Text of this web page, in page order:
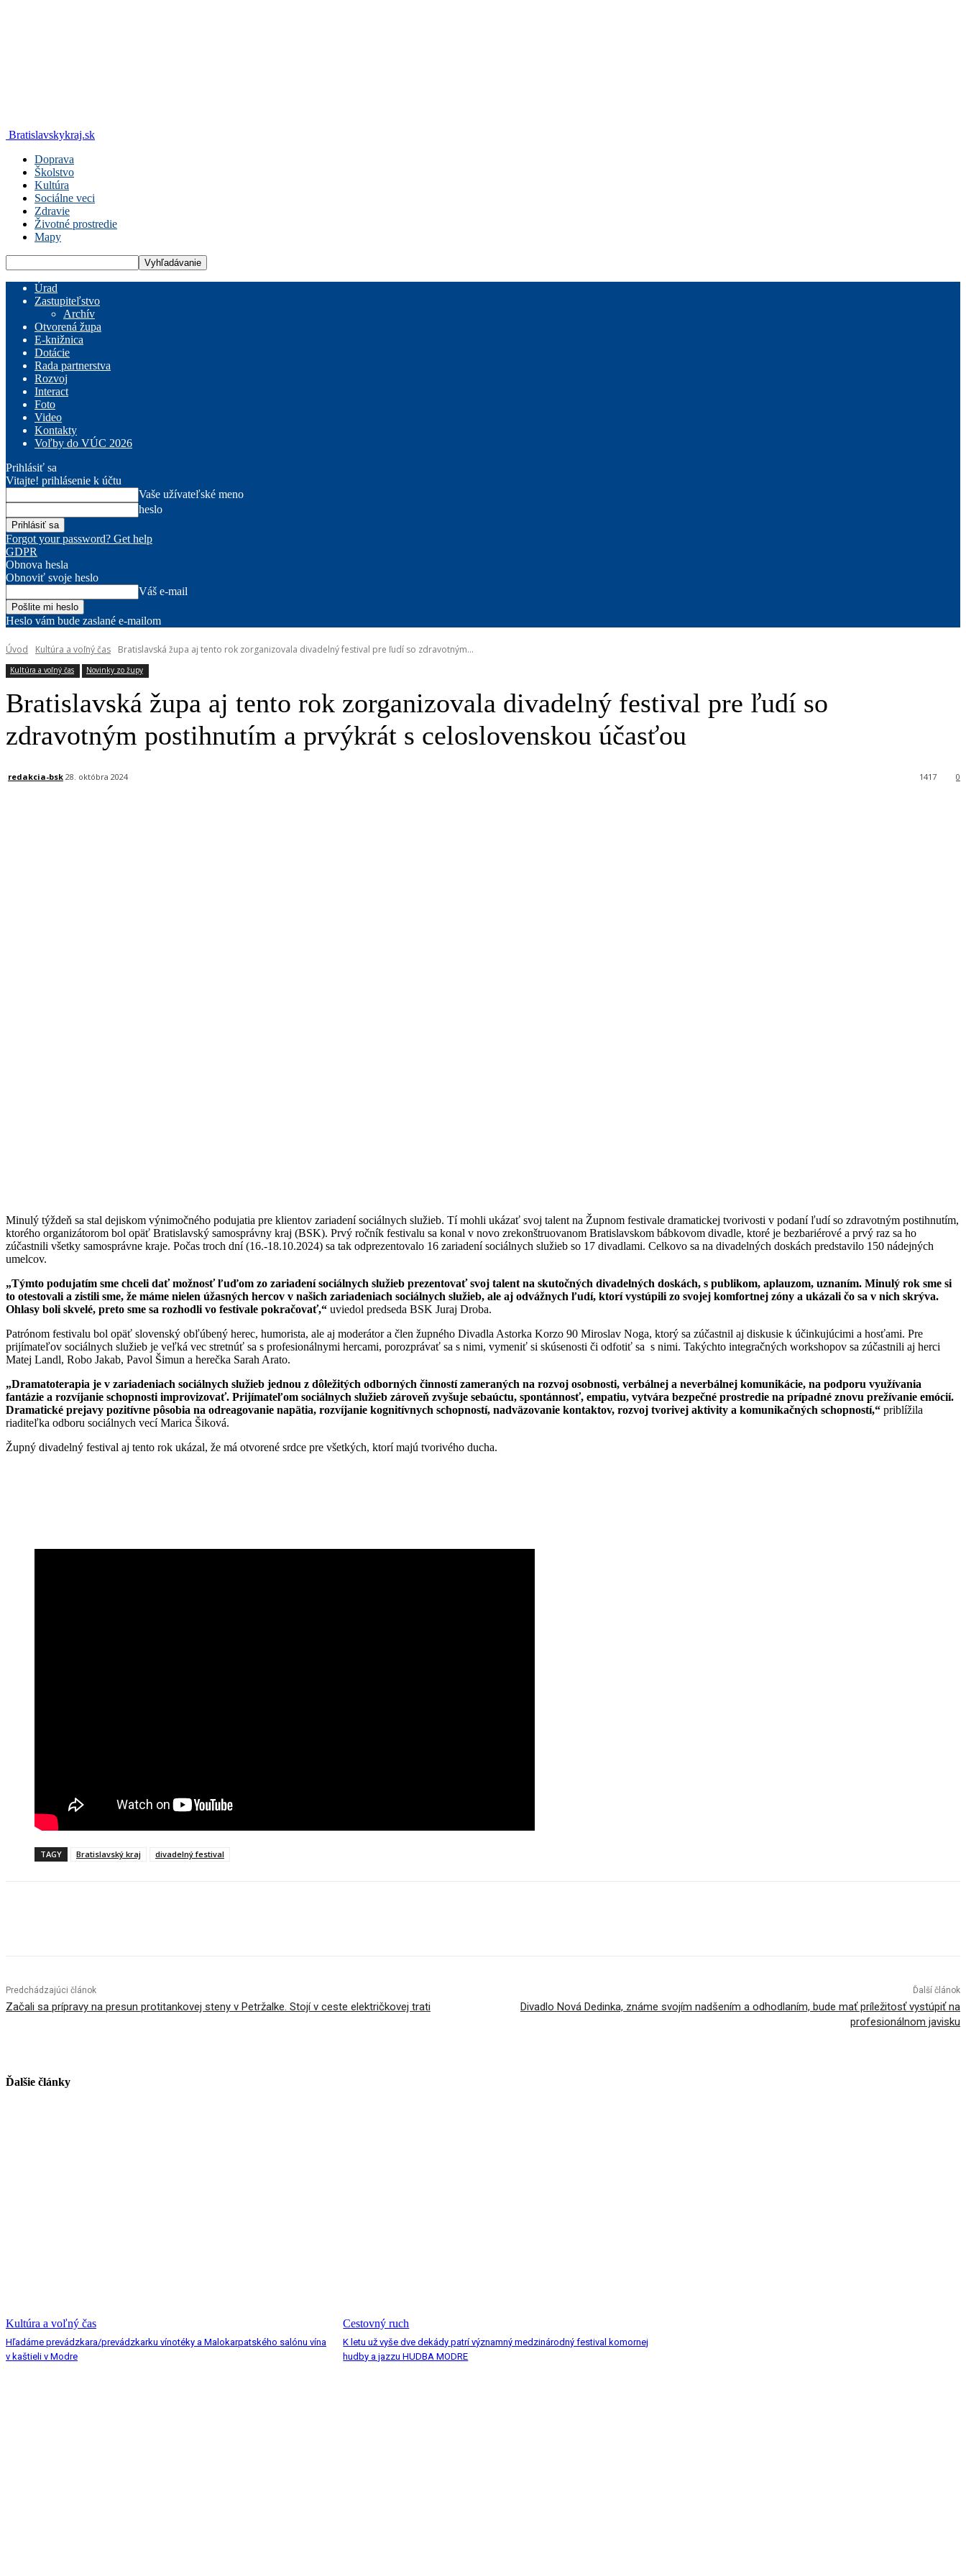
Bratislavskykraj.sk
Doprava
Školstvo
Kultúra
Sociálne veci
Zdravie
Životné prostredie
Mapy
Úrad
Zastupiteľstvo
Archív
Otvorená župa
E-knižnica
Dotácie
Rada partnerstva
Rozvoj
Interact
Foto
Video
Kontakty
Voľby do VÚC 2026
Prihlásiť sa
Vitajte! prihlásenie k účtu
Vaše užívateľské meno
heslo
Forgot your password? Get help
GDPR
Obnova hesla
Obnoviť svoje heslo
Váš e-mail
Heslo vám bude zaslané e-mailom
Úvod Kultúra a voľný čas Bratislavská župa aj tento rok zorganizovala divadelný festival pre ľudí so zdravotným...
Kultúra a voľný čas Novinky zo župy
Bratislavská župa aj tento rok zorganizovala divadelný festival pre ľudí so
zdravotným postihnutím a prvýkrát s celoslovenskou účasťou
redakcia-bsk 28. októbra 2024 0
1417
Minulý týždeň sa stal dejiskom výnimočného podujatia pre klientov zariadení sociálnych služieb. Tí mohli ukázať svoj talent na Župnom festivale dramatickej tvorivosti v podaní ľudí so zdravotným postihnutím,
ktorého organizátorom bol opäť Bratislavský samosprávny kraj (BSK). Prvý ročník festivalu sa konal v novo zrekonštruovanom Bratislavskom bábkovom divadle, ktoré je bezbariérové a prvý raz sa ho
zúčastnili všetky samosprávne kraje. Počas troch dní (16.-18.10.2024) sa tak odprezentovalo 16 zariadení sociálnych služieb so 17 divadlami. Celkovo sa na divadelných doskách predstavilo 150 nádejných
umelcov.
„Týmto podujatím sme chceli dať možnosť ľuďom zo zariadení sociálnych služieb prezentovať svoj talent na skutočných divadelných doskách, s publikom, aplauzom, uznaním. Minulý rok sme si
to otestovali a zistili sme, že máme nielen úžasných hercov v našich zariadeniach sociálnych služieb, ale aj odvážnych ľudí, ktorí vystúpili zo svojej komfortnej zóny a ukázali čo sa v nich skrýva.
Ohlasy boli skvelé, preto sme sa rozhodli vo festivale pokračovať,“ uviedol predseda BSK Juraj Droba.
Patrónom festivalu bol opäť slovenský obľúbený herec, humorista, ale aj moderátor a člen župného Divadla Astorka Korzo 90 Miroslav Noga, ktorý sa zúčastnil aj diskusie k účinkujúcimi a hosťami. Pre
prijímateľov sociálnych služieb je veľká vec stretnúť sa s profesionálnymi hercami, porozprávať sa s nimi, vymeniť si skúsenosti či odfotiť sa s nimi. Takýchto integračných workshopov sa zúčastnili aj herci
Matej Landl, Robo Jakab, Pavol Šimun a herečka Sarah Arato.
„Dramatoterapia je v zariadeniach sociálnych služieb jednou z dôležitých odborných činností zameraných na rozvoj osobnosti, verbálnej a neverbálnej komunikácie, na podporu využívania
fantázie a rozvíjanie schopnosti improvizovať. Prijímateľom sociálnych služieb zároveň zvyšuje sebaúctu, spontánnosť, empatiu, vytvára bezpečné prostredie na prípadné znovu prežívanie emócií.
Dramatické prejavy pozitívne pôsobia na odreagovanie napätia, rozvíjanie kognitívnych schopností, nadväzovanie kontaktov, rozvoj tvorivej aktivity a komunikačných schopností,“ priblížila
riaditeľka odboru sociálnych vecí Marica Šiková.
Župný divadelný festival aj tento rok ukázal, že má otvorené srdce pre všetkých, ktorí majú tvorivého ducha.
TAGY Bratislavský kraj divadelný festival
Predchádzajúci článok
Začali sa prípravy na presun protitankovej steny v Petržalke. Stojí v ceste električkovej trati
Ďalší článok
Divadlo Nová Dedinka, známe svojím nadšením a odhodlaním, bude mať príležitosť vystúpiť na
profesionálnom javisku
Ďalšie články
Kultúra a voľný čas
Hľadáme prevádzkara/prevádzkarku vínotéky a Malokarpatského salónu vína
v kaštieli v Modre
Cestovný ruch
K letu už vyše dve dekády patrí významný medzinárodný festival komornej
hudby a jazzu HUDBA MODRE